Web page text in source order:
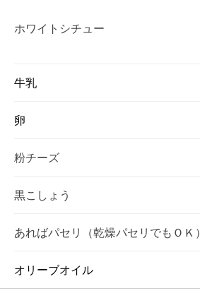
ホワイトシチュー
牛乳
卵
粉チーズ
黒こしょう
あればパセリ（乾燥パセリでもＯＫ）
オリーブオイル